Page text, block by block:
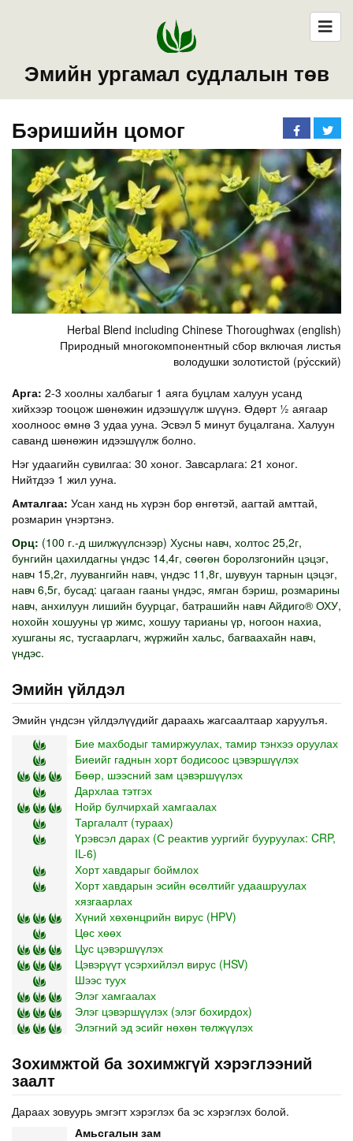
Эмийн ургамал судлалын төв
Бэришийн цомог
Herbal Blend including Chinese Thoroughwax (english)
Природный многокомпонентный сбор включая листья
володушки золотистой (ру́сский)
Арга: 2-3 хоолны халбагыг 1 аяга буцлам халуун усанд
хийхээр тооцож шөнөжин идээшүүлж шүүнэ. Өдөрт ½ аягаар
хоолноос өмнө 3 удаа ууна. Эсвэл 5 минут буцалгана. Халуун
саванд шөнөжин идээшүүлж болно.
Нэг удаагийн сувилгаа: 30 хоног. Завсарлага: 21 хоног.
Нийтдээ 1 жил ууна.
Амталгаа: Усан ханд нь хүрэн бор өнгөтэй, аагтай амттай,
розмарин үнэртэнэ.
Орц: (100 г.-д шилжүүлснээр) Хусны навч, холтос 25,2г,
бунгийн цахилдагны үндэс 14,4г, сөөгөн боролзгонийн цэцэг,
навч 15,2г, луувангийн навч, үндэс 11,8г, шувуун тарнын цэцэг,
навч 6,5г, бусад: цагаан гааны үндэс, ямган бэриш, розмарины
навч, анхилуун лишийн буурцаг, батрашийн навч Айдиго® ОХУ,
нохойн хошууны үр жимс, хошуу тарианы үр, ногоон нахиа,
хушганы яс, тусгаарлагч, жүржийн хальс, багваахайн навч,
үндэс.
Эмийн үйлдэл
Эмийн үндсэн үйлдэлүүдийг дараахь жагсаалтаар харуулъя.
Бие махбодыг тамиржуулах, тамир тэнхээ оруулах
Биеийг гаднын хорт бодисоос цэвэршүүлэх
Бөөр, шээсний зам цэвэршүүлэх
Дархлаа тэтгэх
Нойр булчирхай хамгаалах
Таргалалт (тураах)
Үрэвсэл дарах (С реактив уургийг бууруулах: CRP,
IL-6)
Хорт хавдарыг боймлох
Хорт хавдарын эсийн өсөлтийг удаашруулах
хязгаарлах
Хүний хөхөнцрийн вирус (HPV)
Цөс хөөх
Цус цэвэршүүлэх
Цэвэрүүт үсэрхийлэл вирус (HSV)
Шээс туух
Элэг хамгаалах
Элэг цэвэршүүлэх (элэг бохирдох)
Элэгний эд эсийг нөхөн төлжүүлэх
Зохимжтой ба зохимжгүй хэрэглээний
заалт
Дараах зовуурь эмгэгт хэрэглэх ба эс хэрэглэх болой.
Амьсгалын зам